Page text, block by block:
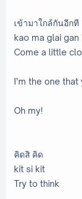
เข้ามาใกล้กันอีกที
kao ma glai gan
Come a little
I’m the one
Oh my!
คิดสิ คิด
kit si kit
Try to think